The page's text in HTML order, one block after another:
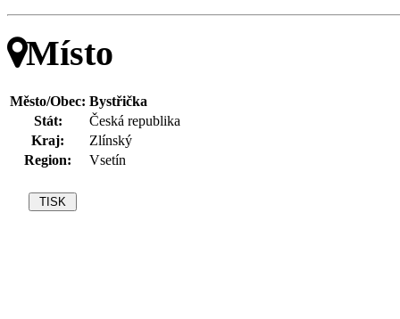
Místo
Město/Obec: Bystřička
Stát:
Česká republika
Kraj:
Zlínský
Region:
Vsetín